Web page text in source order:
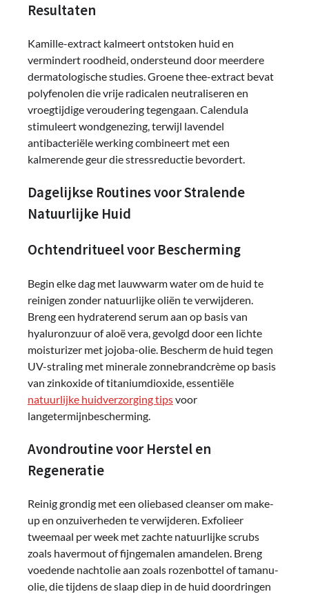
Resultaten
Kamille-extract kalmeert ontstoken huid en
vermindert roodheid, ondersteund door meerdere
dermatologische studies. Groene thee-extract bevat
polyfenolen die vrije radicalen neutraliseren en
vroegtijdige veroudering tegengaan. Calendula
stimuleert wondgenezing, terwijl lavendel
antibacteriële werking combineert met een
kalmerende geur die stressreductie bevordert.
Dagelijkse Routines voor Stralende
Natuurlijke Huid
Ochtendritueel voor Bescherming
Begin elke dag met lauwwarm water om de huid te
reinigen zonder natuurlijke oliën te verwijderen.
Breng een hydraterend serum aan op basis van
hyaluronzuur of aloë vera, gevolgd door een lichte
moisturizer met jojoba-olie. Bescherm de huid tegen
UV-straling met minerale zonnebrandcrème op basis
van zinkoxide of titaniumdioxide, essentiële
natuurlijke huidverzorging tipsvoor
langetermijnbescherming.
Avondroutine voor Herstel en
Regeneratie
Reinig grondig met een oliebased cleanser om make-
up en onzuiverheden te verwijderen. Exfolieer
tweemaal per week met zachte natuurlijke scrubs
zoals havermout of fijngemalen amandelen. Breng
voedende nachtolie aan zoals rozenbottel of tamanu-
olie, die tijdens de slaap diep in de huid doordringen